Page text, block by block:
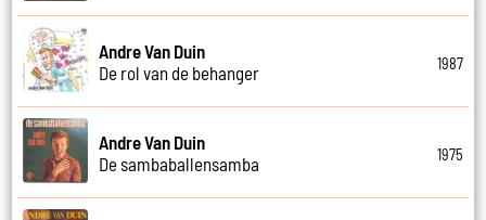
Andre Van Duin
De rol van de behanger
1987
Andre Van Duin
De sambaballensamba
1975